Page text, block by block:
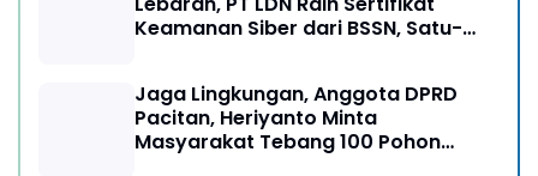
Keamanan Siber dari BSSN, Satu-
Jaga Lingkungan, Anggota DPRD
Pacitan, Heriyanto Minta
Masyarakat Tebang 100 Pohon